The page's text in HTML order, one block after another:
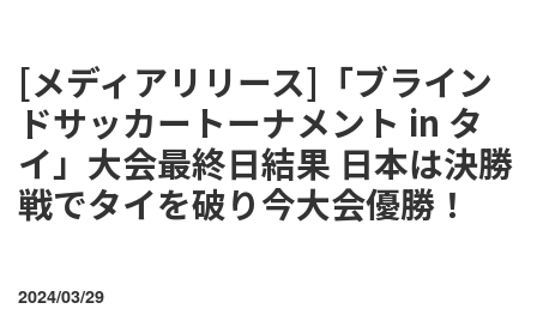
[メディアリリース]「ブライン
ドサッカートーナメント in タ
イ」大会最終日結果 日本は決勝
戦でタイを破り今大会優勝！
2024/03/29